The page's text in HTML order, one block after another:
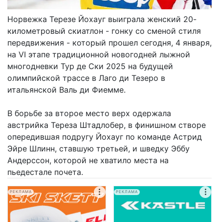
Норвежка Терезе Йохауг выиграла женский 20-
километровый скиатлон - гонку со сменой стиля
передвижения - который прошел сегодня, 4 января,
на VI этапе традиционной новогодней лыжной
многодневки Тур де Ски 2025 на будущей
олимпийской трассе в Лаго ди Тезеро в
итальянской Валь ди Фиемме.
В борьбе за второе место верх одержала
австрийка Тереза Штадлобер, в финишном створе
опередившая подругу Йохауг по команде Астрид
Эйре Шлинн, ставшую третьей, и шведку Эббу
Андерссон, которой не хватило места на
пьедестале почета.
РЕКЛАМА РЕКЛАМА